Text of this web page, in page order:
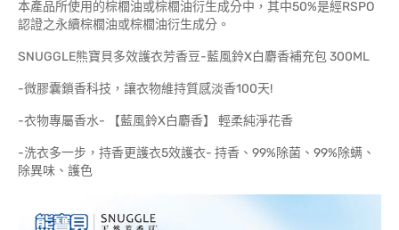
本產品所使用的棕櫚油或棕櫚油衍生成分中，其中50%是經RSPO
認證之永續棕櫚油或棕櫚油衍生成分。
SNUGGLE熊寶貝多效護衣芳香豆-藍風鈴X白麝香補充包 300ML
-微膠囊鎖香科技，讓衣物維持質感淡香100天!
-衣物專屬香水- 【藍風鈴X白麝香】 輕柔純淨花香
-洗衣多一步，持香更護衣5效護衣- 持香、99%除菌、99%除螨、
除異味、護色